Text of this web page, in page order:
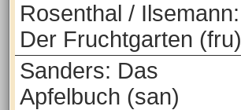
Rosenthal / Ilsemann:
Der Fruchtgarten (fru)
Sanders: Das
Apfelbuch (san)